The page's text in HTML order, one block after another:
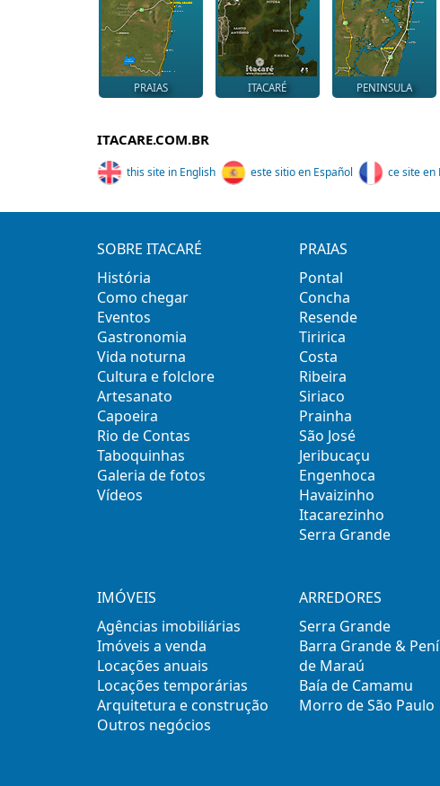
PRAIAS ITACARÉ PENINSULA
ITACARE.COM.BR
this site in English este sitio en Español ce site en
SOBRE ITACARÉ
História
Como chegar
Eventos
Gastronomia
Vida noturna
Cultura e folclore
Artesanato
Capoeira
Rio de Contas
Taboquinhas
Galeria de fotos
Vídeos
PRAIAS
Pontal
Concha
Resende
Tiririca
Costa
Ribeira
Siriaco
Prainha
São José
Jeribucaçu
Engenhoca
Havaizinho
Itacarezinho
Serra Grande
IMÓVEIS
Agências imobiliárias
Imóveis a venda
Locações anuais
Locações temporárias
Arquitetura e construção
Outros negócios
ARREDORES
Serra Grande
Barra Grande &
de Maraú
Baía de Camamu
Morro de São Paulo